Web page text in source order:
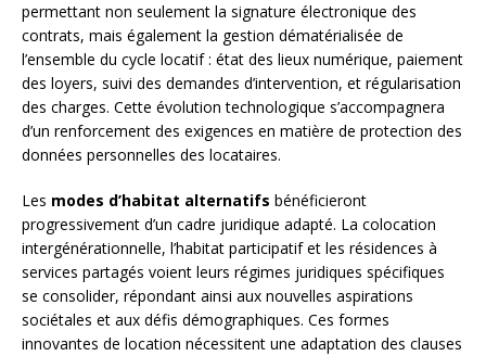
permettant non seulement la signature électronique des
contrats, mais également la gestion dématérialisée de
l’ensemble du cycle locatif : état des lieux numérique, paiement
des loyers, suivi des demandes d’intervention, et régularisation
des charges. Cette évolution technologique s’accompagnera
d’un renforcement des exigences en matière de protection des
données personnelles des locataires.
Les modes d’habitat alternatifs bénéficieront
progressivement d’un cadre juridique adapté. La colocation
intergénérationnelle, l’habitat participatif et les résidences à
services partagés voient leurs régimes juridiques spécifiques
se consolider, répondant ainsi aux nouvelles aspirations
sociétales et aux défis démographiques. Ces formes
innovantes de location nécessitent une adaptation des clauses